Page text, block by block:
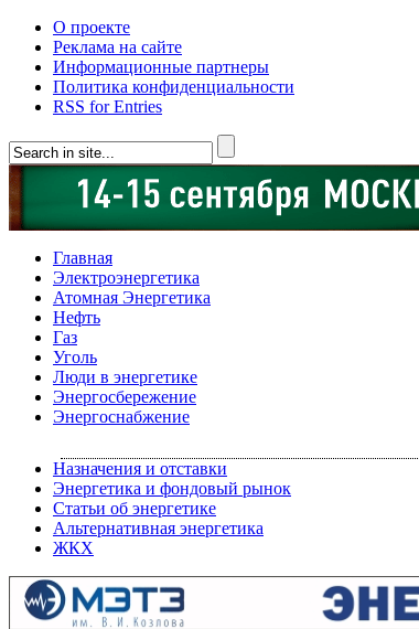
О проекте
Реклама на сайте
Информационные партнеры
Политика конфиденциальности
RSS for Entries
Главная
Электроэнергетика
Атомная Энергетика
Нефть
Газ
Уголь
Люди в энергетике
Энергосбережение
Энергоснабжение
Назначения и отставки
Энергетика и фондовый рынок
Статьи об энергетике
Альтернативная энергетика
ЖКХ